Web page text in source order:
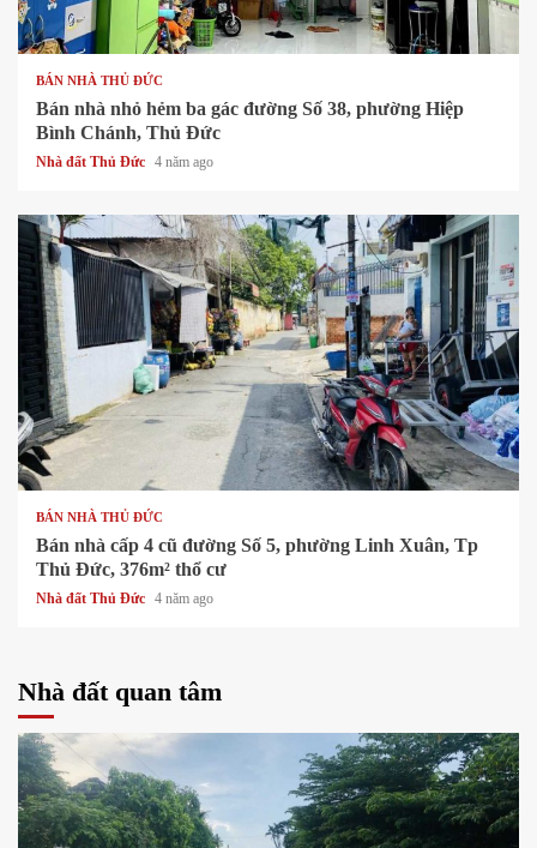
1 min read
BÁN NHÀ THỦ ĐỨC
Bán nhà nhỏ hẻm ba gác đường Số 38, phường Hiệp
Bình Chánh, Thủ Đức
Nhà đất Thủ Đức 4 năm ago
1 min read
BÁN NHÀ THỦ ĐỨC
Bán nhà cấp 4 cũ đường Số 5, phường Linh Xuân, Tp
Thủ Đức, 376m² thổ cư
Nhà đất Thủ Đức 4 năm ago
Nhà đất quan tâm